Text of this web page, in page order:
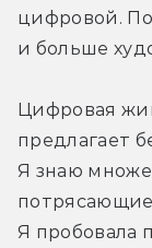
цифровой.
и больше
Цифровая
предлагает
Я знаю
потрясающие
Я пробовала